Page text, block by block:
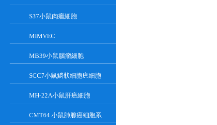
S37小鼠肉瘤細胞
MIMVEC
MB39小鼠腦瘤細胞
SCC7小鼠鱗狀細胞癌細胞
MH-22A小鼠肝癌細胞
CMT64 小鼠肺腺癌細胞系